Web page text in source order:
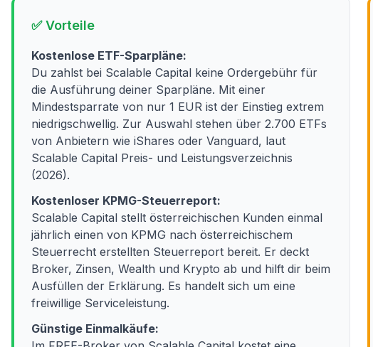
✅ Vorteile
Kostenlose ETF-Sparpläne:
Du zahlst bei Scalable Capital keine Ordergebühr für
die Ausführung deiner Sparpläne. Mit einer
Mindestsparrate von nur 1 EUR ist der Einstieg extrem
niedrigschwellig. Zur Auswahl stehen über 2.700 ETFs
von Anbietern wie iShares oder Vanguard, laut
Scalable Capital Preis- und Leistungsverzeichnis
(2026).
Kostenloser KPMG-Steuerreport:
Scalable Capital stellt österreichischen Kunden einmal
jährlich einen von KPMG nach österreichischem
Steuerrecht erstellten Steuerreport bereit. Er deckt
Broker, Zinsen, Wealth und Krypto ab und hilft dir beim
Ausfüllen der Erklärung. Es handelt sich um eine
freiwillige Serviceleistung.
Günstige Einmalkäufe: